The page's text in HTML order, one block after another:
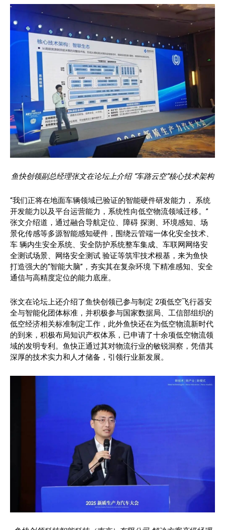
鱼快创领副总经理张文在论坛上介绍 “车路云空”核心技术架构
“我们正将在地面车辆领域已验证的智能硬件研发能力， 系统
开发能力以及平台运营能力，系统性向低空物流领域迁移。”
张文介绍道，通过融合导航定位、障碍 探测、环境感知、场
景化传感等多源智能感知硬件，围绕云管端一体化安全技术、
车 辆内生安全系统、安全防护系统整车集成、车联网网络安
全测试场景、网络安全测试 验证等筑牢技术根基，来为鱼快
打造强大的“智能大脑”，夯实其在复杂环境 下精准感知、安全
通信与高精度定位的能力底座。
张文在论坛上还介绍了鱼快创领已参与制定 2项低空飞行器安
全与智能化团体标准，并积极参与国家数据局、工信部组织的
低空经济相关标准制定工作，此外鱼快还在为低空物流新时代
的到来，积极布局知识产权体系，已申请了十余项低空物流领
域的发明专利。鱼快正通过其对物流行业的敏锐洞察，凭借其
深厚的技术实力和人才储备，引领行业新发展。